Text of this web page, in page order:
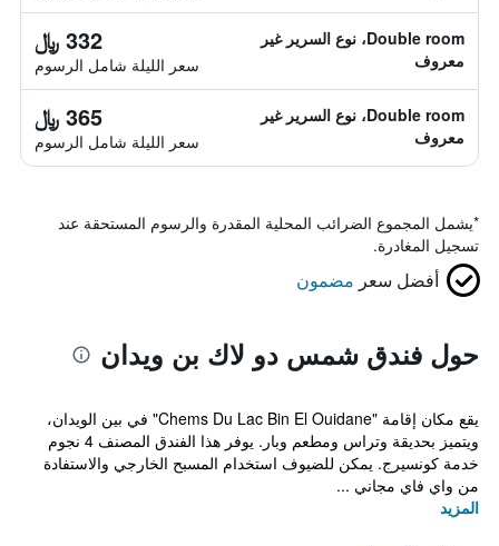
Double room، نوع السرير غير
معروف
332 ﷼
سعر الليلة شامل الرسوم
Double room، نوع السرير غير
معروف
365 ﷼
سعر الليلة شامل الرسوم
*يشمل المجموع الضرائب المحلية المقدرة والرسوم المستحقة عند
تسجيل المغادرة.
أفضل سعر مضمون
حول فندق شمس دو لاك بن ويدان
يقع مكان إقامة "Chems Du Lac Bin El Ouidane" في بين الويدان،
ويتميز بحديقة وتراس ومطعم وبار. يوفر هذا الفندق المصنف 4 نجوم
خدمة كونسيرج. يمكن للضيوف استخدام المسبح الخارجي والاستفادة
من واي فاي مجاني ...
المزيد